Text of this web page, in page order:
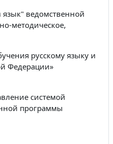
ведомственной
методическое,
русскому языку и
Федерации»
системой
программы